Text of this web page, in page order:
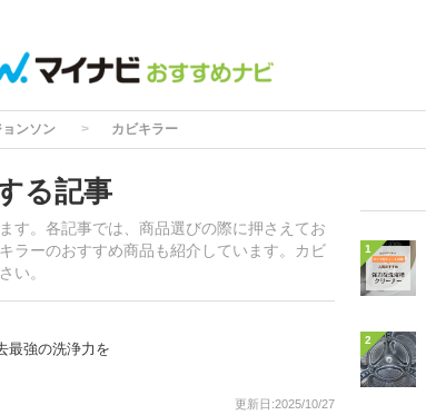
ンソン カビキラー
る記事
す。各記事では、商品選びの際に押さえてお
ラーのおすすめ商品も紹介しています。カビ
い。
最強の洗浄力を
更新日:2025/10/27
1
2